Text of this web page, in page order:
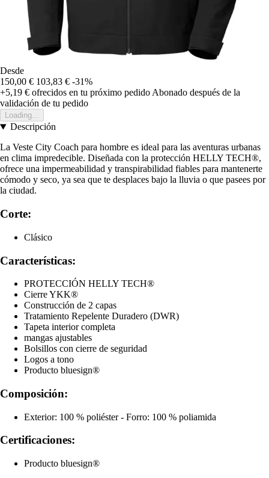
Desde
150,00 € 103,83 € -31%
+5,19 € ofrecidos en tu próximo pedidoAbonado después de la
validación de tu pedido
Loading...
Descripción
La Veste City Coach para hombre es ideal para las aventuras urbanas
en clima impredecible. Diseñada con la protección HELLY TECH®,
ofrece una impermeabilidad y transpirabilidad fiables para mantenerte
cómodo y seco, ya sea que te desplaces bajo la lluvia o que pasees por
la ciudad.
Corte:
Clásico
Características:
PROTECCIÓN HELLY TECH®
Cierre YKK®
Construcción de 2 capas
Tratamiento Repelente Duradero (DWR)
Tapeta interior completa
mangas ajustables
Bolsillos con cierre de seguridad
Logos a tono
Producto bluesign®
Composición:
Exterior: 100 % poliéster - Forro: 100 % poliamida
Certificaciones:
Producto bluesign®